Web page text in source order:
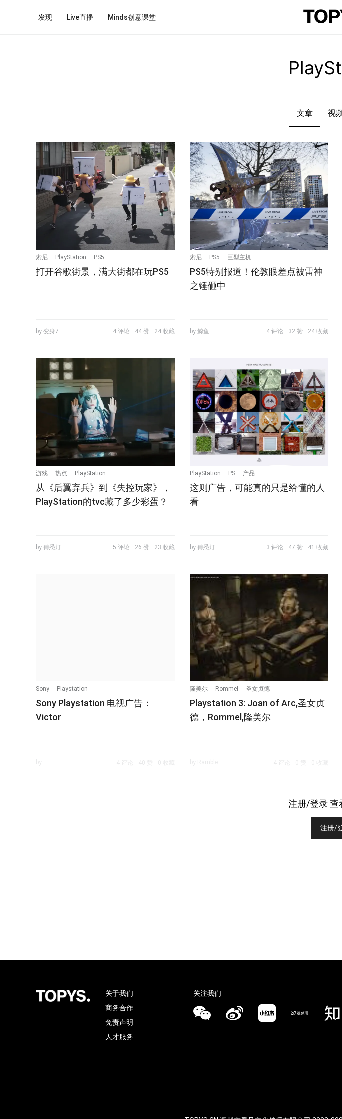
发现 Live直播 Minds创意课堂
文章 视
索尼 PlayStation PS5
打开谷歌街景，满大街都在玩PS5
by 变身7 4 评论 44 赞 24 收藏
索尼 PS5 巨型主机
PS5特别报道！伦敦眼差点被雷神
之锤砸中
by 鲸鱼 4 评论 32 赞 24 收藏
游戏 热点 PlayStation
从《后翼弃兵》到《失控玩家》，
PlayStation的tvc藏了多少彩蛋？
by 傅悉汀 5 评论 26 赞 23 收藏
PlayStation PS 产品
这则广告，可能真的只是给懂的人
看
by 傅悉汀 3 评论 47 赞 41 收藏
Sony Playstation
Sony Playstation 电视广告：
Victor
隆美尔 Rommel 圣女贞德
Playstation 3: Joan of Arc,圣女贞
德，Rommel,隆美尔
注册/登录 查
注册/
关于我们
商务合作
免责声明
人才服务
关注我们